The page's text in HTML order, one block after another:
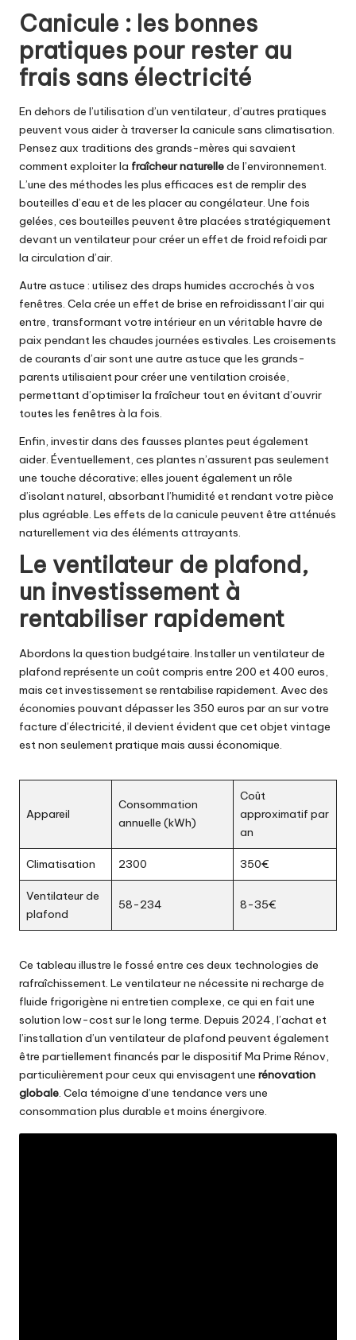
Canicule : les bonnes
pratiques pour rester au
frais sans électricité
En dehors de l’utilisation d’un ventilateur, d’autres pratiques
peuvent vous aider à traverser la canicule sans climatisation.
Pensez aux traditions des grands-mères qui savaient
comment exploiter la fraîcheur naturellede l’environnement.
L’une des méthodes les plus efficaces est de remplir des
bouteilles d’eau et de les placer au congélateur. Une fois
gelées, ces bouteilles peuvent être placées stratégiquement
devant un ventilateur pour créer un effet de froid refoidi par
la circulation d’air.
Autre astuce : utilisez des draps humides accrochés à vos
fenêtres. Cela crée un effet de brise en refroidissant l’air qui
entre, transformant votre intérieur en un véritable havre de
paix pendant les chaudes journées estivales. Les croisements
de courants d’air sont une autre astuce que les grands-
parents utilisaient pour créer une ventilation croisée,
permettant d’optimiser la fraîcheur tout en évitant d’ouvrir
toutes les fenêtres à la fois.
Enfin, investir dans des fausses plantes peut également
aider. Éventuellement, ces plantes n’assurent pas seulement
une touche décorative; elles jouent également un rôle
d’isolant naturel, absorbant l’humidité et rendant votre pièce
plus agréable. Les effets de la canicule peuvent être atténués
naturellement via des éléments attrayants.
Le ventilateur de plafond,
un investissement à
rentabiliser rapidement
Abordons la question budgétaire. Installer un ventilateur de
plafond représente un coût compris entre 200 et 400 euros,
mais cet investissement se rentabilise rapidement. Avec des
économies pouvant dépasser les 350 euros par an sur votre
facture d’électricité, il devient évident que cet objet vintage
est non seulement pratique mais aussi économique.
Appareil
Consommation
annuelle (kWh)
Coût
approximatif par
an
Climatisation 2300 350€
Ventilateur de
plafond
58-234 8-35€
Ce tableau illustre le fossé entre ces deux technologies de
rafraîchissement. Le ventilateur ne nécessite ni recharge de
fluide frigorigène ni entretien complexe, ce qui en fait une
solution low-cost sur le long terme. Depuis 2024, l’achat et
l’installation d’un ventilateur de plafond peuvent également
être partiellement financés par le dispositif Ma Prime Rénov,
particulièrement pour ceux qui envisagent une rénovation
globale. Cela témoigne d’une tendance vers une
consommation plus durable et moins énergivore.